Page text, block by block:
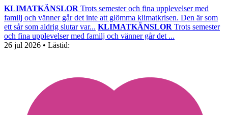
KLIMATKÄNSLOR Trots semester och fina upplevelser med
familj och vänner går det inte att glömma klimatkrisen. Den är som
ett sår som aldrig slutar var... KLIMATKÄNSLOR Trots semester
och fina upplevelser med familj och vänner går det ...
26 jul 2026 • Lästid: